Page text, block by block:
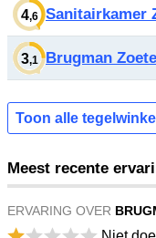
4,6 Sanitairkamer
3,1 Brugman
Toon alle
Meest recente
ERVARING OVER